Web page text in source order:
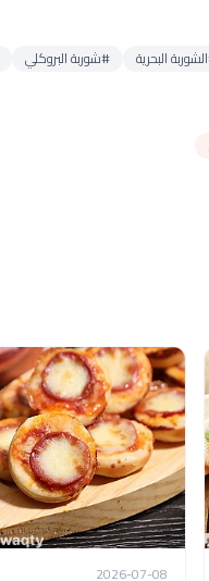
البحرية #شوربة البروكلي
2026-07-08